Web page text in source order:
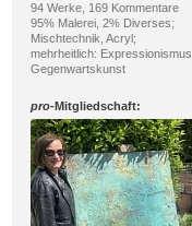
94 Werke, 169 Kommentare
95% Malerei, 2% Diverses;
Mischtechnik, Acryl;
mehrheitlich: Expressionismus,
Gegenwartskunst
pro-Mitgliedschaft: